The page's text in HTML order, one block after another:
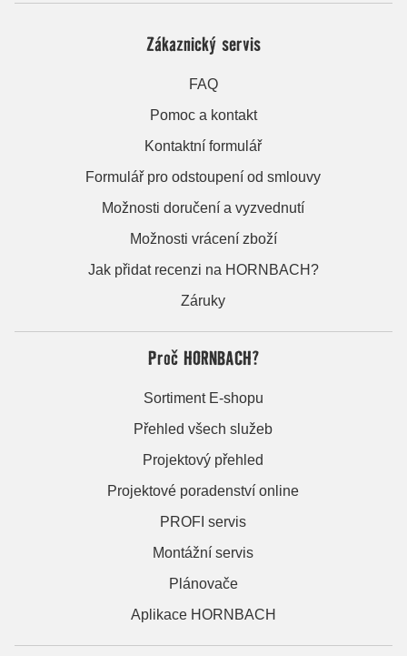
Zákaznický servis
FAQ
Pomoc a kontakt
Kontaktní formulář
Formulář pro odstoupení od smlouvy
Možnosti doručení a vyzvednutí
Možnosti vrácení zboží
Jak přidat recenzi na HORNBACH?
Záruky
Proč HORNBACH?
Sortiment E-shopu
Přehled všech služeb
Projektový přehled
Projektové poradenství online
PROFI servis
Montážní servis
Plánovače
Aplikace HORNBACH